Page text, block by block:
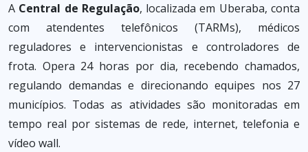
A Central de Regulação, localizada em Uberaba, conta
com atendentes telefônicos (TARMs), médicos
reguladores e intervencionistas e controladores de
frota. Opera 24 horas por dia, recebendo chamados,
regulando demandas e direcionando equipes nos 27
municípios. Todas as atividades são monitoradas em
tempo real por sistemas de rede, internet, telefonia e
vídeo wall.